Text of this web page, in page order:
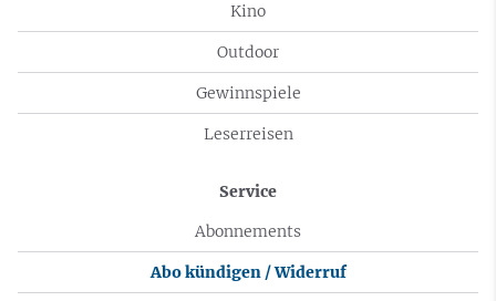
Kino
Outdoor
Gewinnspiele
Leserreisen
Service
Abonnements
Abo kündigen / Widerruf